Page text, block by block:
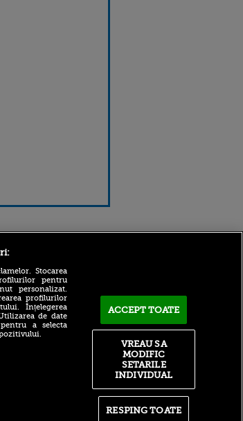
oficial de la FCSB a
Stocarea
pentru
personalizat.
profilurilor
Înțelegerea
de date
a selecta
ACCEPT TOATE
RESPING TOATE
VREAU SA
MODIFIC
SETARILE
INDIVIDUAL